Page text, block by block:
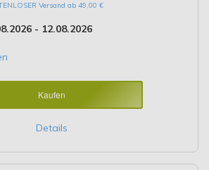
Versand ab 49,00 €
- 12.08.2026
Kaufen
Details